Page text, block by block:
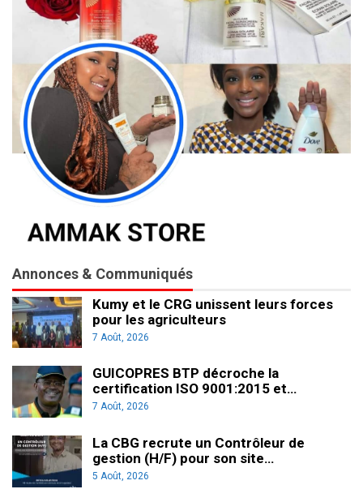
Annonces & Communiqués
Kumy et le CRG unissent leurs forces
pour les agriculteurs
7 Août, 2026
GUICOPRES BTP décroche la
certification ISO 9001:2015 et…
7 Août, 2026
La CBG recrute un Contrôleur de
gestion (H/F) pour son site…
5 Août, 2026